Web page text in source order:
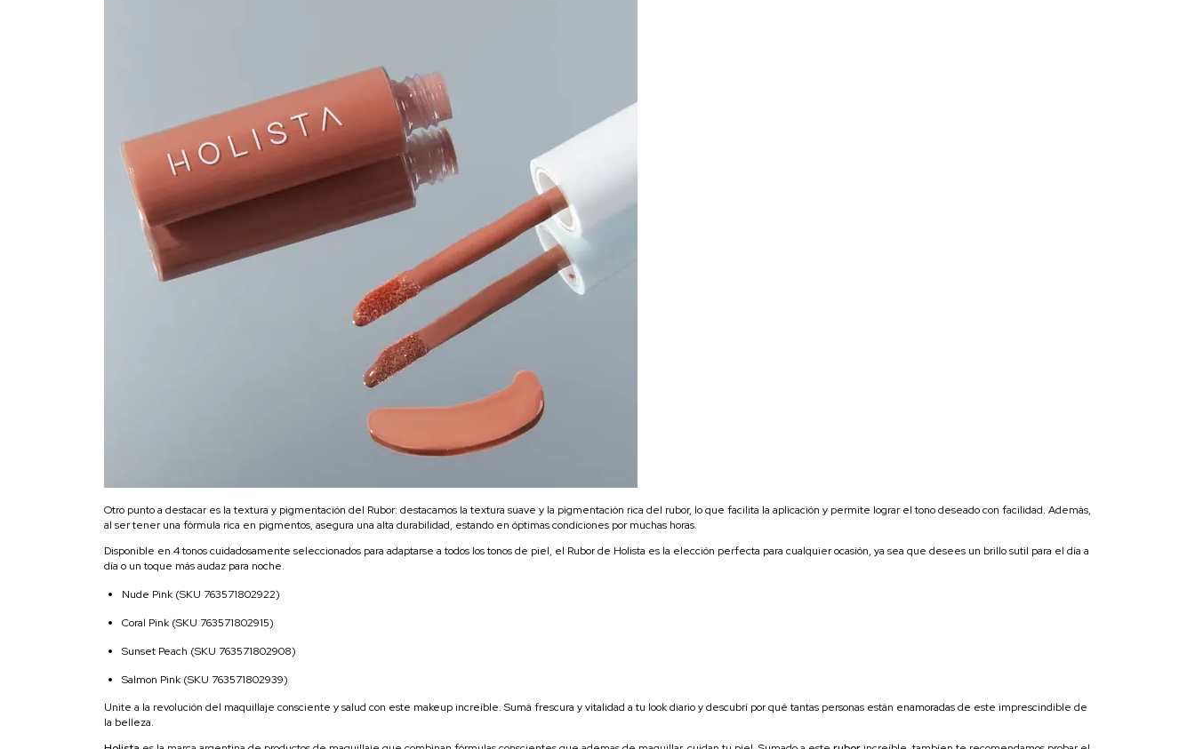
Otro punto a destacar es la textura y pigmentación del Rubor: destacamos la textura suave y la pigmentación rica del rubor, lo que facilita la aplicación y permite lograr el tono deseado con facilidad. Además,
al ser tener una fórmula rica en pigmentos, asegura una alta durabilidad, estando en óptimas condiciones por muchas horas.
Disponible en 4 tonos cuidadosamente seleccionados para adaptarse a todos los tonos de piel, el Rubor de Holista es la elección perfecta para cualquier ocasión, ya sea que desees un brillo sutil para el día a
día o un toque más audaz para noche.
Nude Pink (SKU 763571802922)
Coral Pink (SKU 763571802915)
Sunset Peach (SKU 763571802908)
Salmon Pink (SKU 763571802939)
Unite a la revolución del maquillaje consciente y salud con este makeup increíble. Sumá frescura y vitalidad a tu look diario y descubrí por qué tantas personas están enamoradas de este imprescindible de
la belleza.